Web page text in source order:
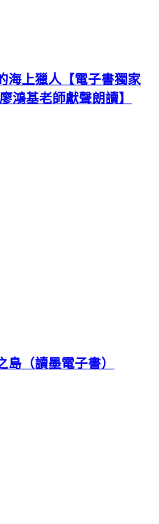
海上獵人【電子書獨家
鴻基老師獻聲朗讀】
島（讀墨電子書）